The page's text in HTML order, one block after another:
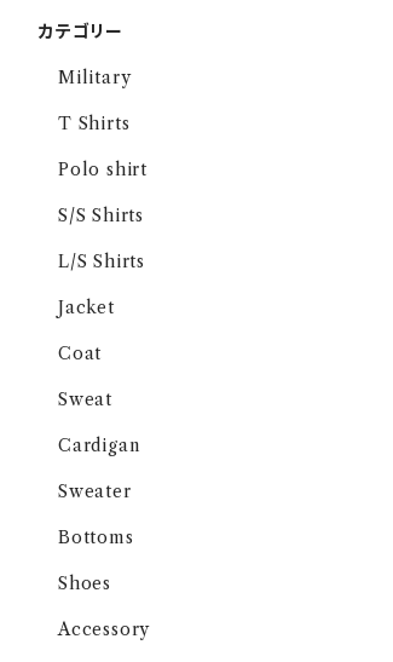
カテゴリー
Military
T Shirts
Polo shirt
S/S Shirts
L/S Shirts
Jacket
Coat
Sweat
Cardigan
Sweater
Bottoms
Shoes
Accessory